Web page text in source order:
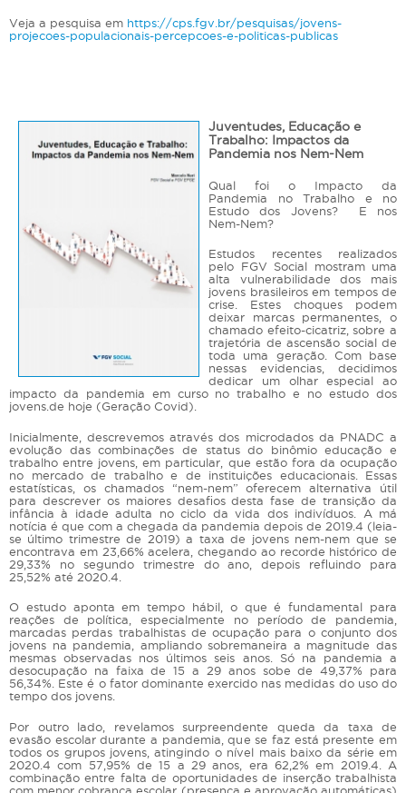
Veja a pesquisa em https://cps.fgv.br/pesquisas/jovens-
projecoes-populacionais-percepcoes-e-politicas-publicas
Juventudes, Educação e
Trabalho: Impactos da
Pandemia nos Nem-Nem
Qual foi o Impacto da
Pandemia no Trabalho e no
Estudo dos Jovens? E nos
Nem-Nem?
Estudos recentes realizados
pelo FGV Social mostram uma
alta vulnerabilidade dos mais
jovens brasileiros em tempos de
crise. Estes choques podem
deixar marcas permanentes, o
chamado efeito-cicatriz, sobre a
trajetória de ascensão social de
toda uma geração. Com base
nessas evidencias, decidimos
dedicar um olhar especial ao
impacto da pandemia em curso no trabalho e no estudo dos
jovens.de hoje (Geração Covid).
Inicialmente, descrevemos através dos microdados da PNADC a
evolução das combinações de status do binômio educação e
trabalho entre jovens, em particular, que estão fora da ocupação
no mercado de trabalho e de instituições educacionais. Essas
estatísticas, os chamados “nem-nem” oferecem alternativa útil
para descrever os maiores desafios desta fase de transição da
infância à idade adulta no ciclo da vida dos indivíduos. A má
notícia é que com a chegada da pandemia depois de 2019.4 (leia-
se último trimestre de 2019) a taxa de jovens nem-nem que se
encontrava em 23,66% acelera, chegando ao recorde histórico de
29,33% no segundo trimestre do ano, depois refluindo para
25,52% até 2020.4.
O estudo aponta em tempo hábil, o que é fundamental para
reações de política, especialmente no período de pandemia,
marcadas perdas trabalhistas de ocupação para o conjunto dos
jovens na pandemia, ampliando sobremaneira a magnitude das
mesmas observadas nos últimos seis anos. Só na pandemia a
desocupação na faixa de 15 a 29 anos sobe de 49,37% para
56,34%. Este é o fator dominante exercido nas medidas do uso do
tempo dos jovens.
Por outro lado, revelamos surpreendente queda da taxa de
evasão escolar durante a pandemia, que se faz está presente em
todos os grupos jovens, atingindo o nível mais baixo da série em
2020.4 com 57,95% de 15 a 29 anos, era 62,2% em 2019.4. A
combinação entre falta de oportunidades de inserção trabalhista
com menor cobrança escolar (presença e aprovação automáticas)